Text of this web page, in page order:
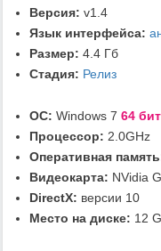
Версия: v1.4
Язык интерфейса:
Размер: 4.4 Гб
Стадия: Релиз
ОС: Windows 7 64
Процессор: 2.0GHz
Оперативная
Видеокарта: NVidia
DirectX: версии 10
Место на диске: 12